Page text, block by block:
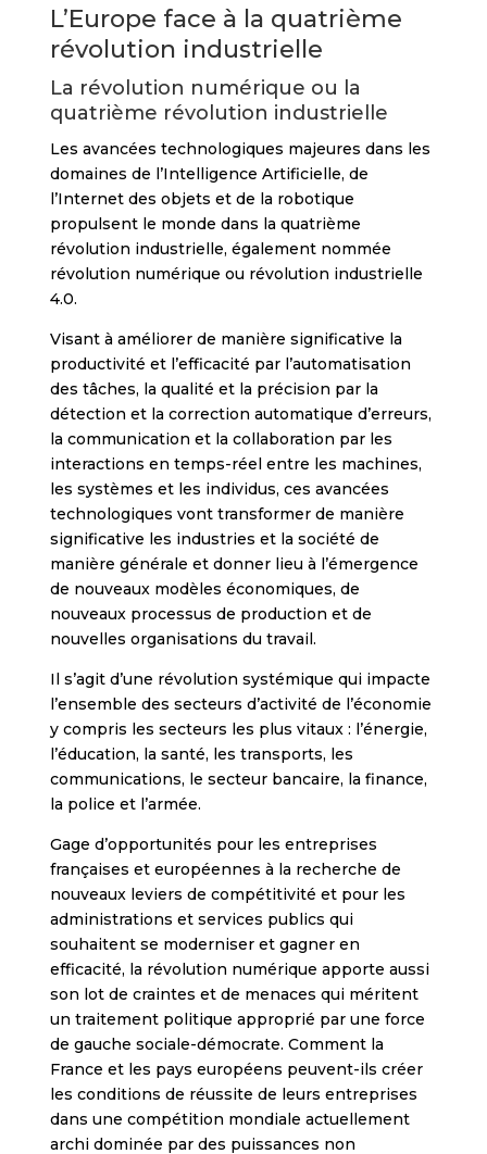
L’Europe face à la quatrième
révolution industrielle
La révolution numérique ou la
quatrième révolution industrielle
Les avancées technologiques majeures dans les
domaines de l’Intelligence Artificielle, de
l’Internet des objets et de la robotique
propulsent le monde dans la quatrième
révolution industrielle, également nommée
révolution numérique ou révolution industrielle
4.0.
Visant à améliorer de manière significative la
productivité et l’efficacité par l’automatisation
des tâches, la qualité et la précision par la
détection et la correction automatique d’erreurs,
la communication et la collaboration par les
interactions en temps-réel entre les machines,
les systèmes et les individus, ces avancées
technologiques vont transformer de manière
significative les industries et la société de
manière générale et donner lieu à l’émergence
de nouveaux modèles économiques, de
nouveaux processus de production et de
nouvelles organisations du travail.
Il s’agit d’une révolution systémique qui impacte
l’ensemble des secteurs d’activité de l’économie
y compris les secteurs les plus vitaux : l’énergie,
l’éducation, la santé, les transports, les
communications, le secteur bancaire, la finance,
la police et l’armée.
Gage d’opportunités pour les entreprises
françaises et européennes à la recherche de
nouveaux leviers de compétitivité et pour les
administrations et services publics qui
souhaitent se moderniser et gagner en
efficacité, la révolution numérique apporte aussi
son lot de craintes et de menaces qui méritent
un traitement politique approprié par une force
de gauche sociale-démocrate. Comment la
France et les pays européens peuvent-ils créer
les conditions de réussite de leurs entreprises
dans une compétition mondiale actuellement
archi dominée par des puissances non